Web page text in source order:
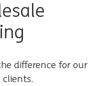
difference for our
clients.